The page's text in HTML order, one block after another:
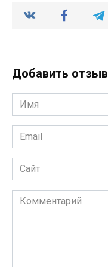
Добавить отзыв
Имя
*
Email
*
Сайт
Комментарий